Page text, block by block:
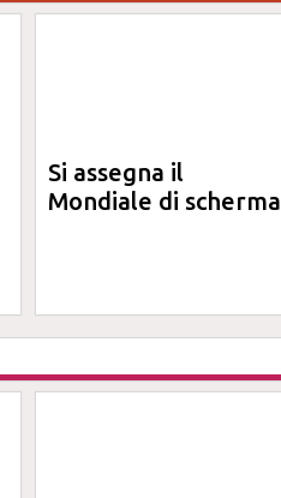
Si assegna il
Mondiale di scherma